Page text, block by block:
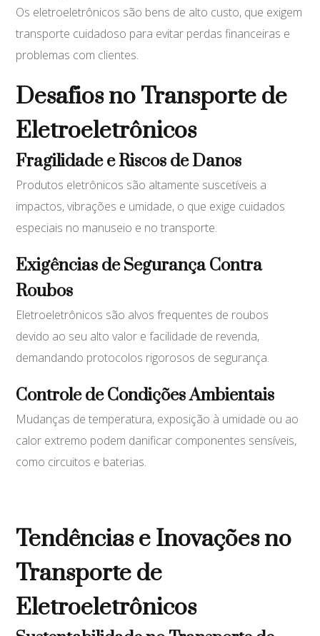
Os eletroeletrônicos são bens de alto custo, que exigem
transporte cuidadoso para evitar perdas financeiras e
problemas com clientes.
Desafios no Transporte de
Eletroeletrônicos
Fragilidade e Riscos de Danos
Produtos eletrônicos são altamente suscetíveis a
impactos, vibrações e umidade, o que exige cuidados
especiais no manuseio e no transporte.
Exigências de Segurança Contra
Roubos
Eletroeletrônicos são alvos frequentes de roubos
devido ao seu alto valor e facilidade de revenda,
demandando protocolos rigorosos de segurança.
Controle de Condições Ambientais
Mudanças de temperatura, exposição à umidade ou ao
calor extremo podem danificar componentes sensíveis,
como circuitos e baterias.
Tendências e Inovações no
Transporte de
Eletroeletrônicos